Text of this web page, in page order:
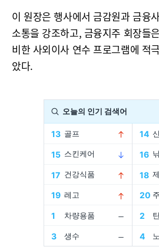
이 원장은 행사에서 금감원과 금융
소통을 강조하고, 금융지주 회장들
비한 사외이사 연수 프로그램에 적
았다.